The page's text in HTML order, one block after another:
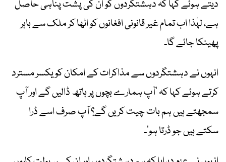
دیتے ہوئے کہا کہ دہشتگردوں کو ان کی پشت پناہی حاصل
ہے، لہٰذا اب تمام غیر قانونی افغانوں کو اٹھا کر ملک سے باہر
پھینکا جائے گا۔
انہوں نے دہشتگردوں سے مذاکرات کے امکان کو یکسر مسترد
کرتے ہوئے کہا کہ ’آپ ہمارے بچوں پر ہاتھ ڈالیں گے اور آپ
سمجھتے ہیں ہم بات چیت کریں گے؟ آپ صرف اسے ڈرا
سکتے ہیں جو ڈرتا ہو‘۔